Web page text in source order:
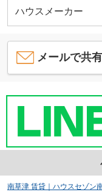
ハウスメーカー
メールで共
南草津 賃貸｜ハウスセゾン